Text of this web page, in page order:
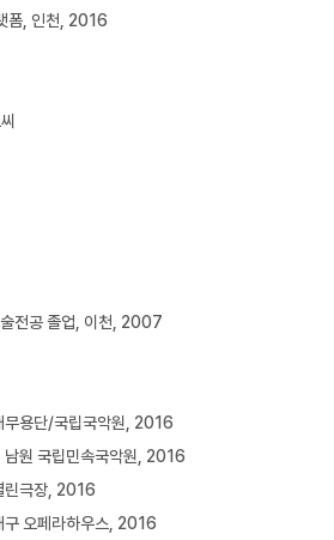
폼, 인천, 2016
전공 졸업, 이천, 2007
무용단/국립국악원, 2016
원 국립민속국악원, 2016
린극장, 2016
오페라하우스, 2016